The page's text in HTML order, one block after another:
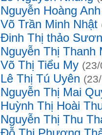
Nguyễn Hoàng Anh
Võ Trần Minh Nhật
Đinh Thị thảo
Nguyễn Thị Thanh
Võ Thị Tiểu My
Lê Thị Tú Uyên
Nguyễn Thị Mai
Huỳnh Thị Hoài
Nguyễn Thị Thu